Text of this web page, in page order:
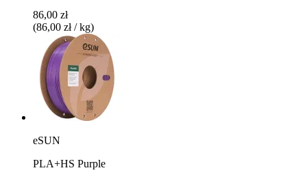
86,00 zł
(86,00 zł / kg)
eSUN
PLA+HS Purple